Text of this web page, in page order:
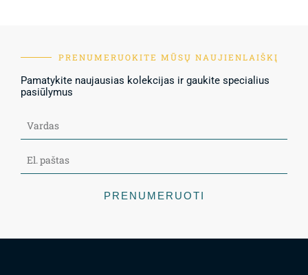
PRENUMERUOKITE MŪSŲ NAUJIENLAIŠKĮ
Pamatykite naujausias kolekcijas ir gaukite specialius
pasiūlymus
PRENUMERUOTI